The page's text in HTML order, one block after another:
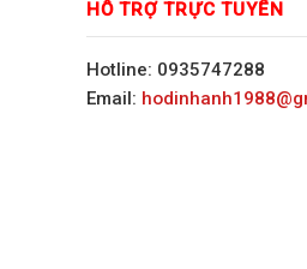
HỖ TRỢ TRỰC TUYẾN
Hotline: 0935747288
Email: